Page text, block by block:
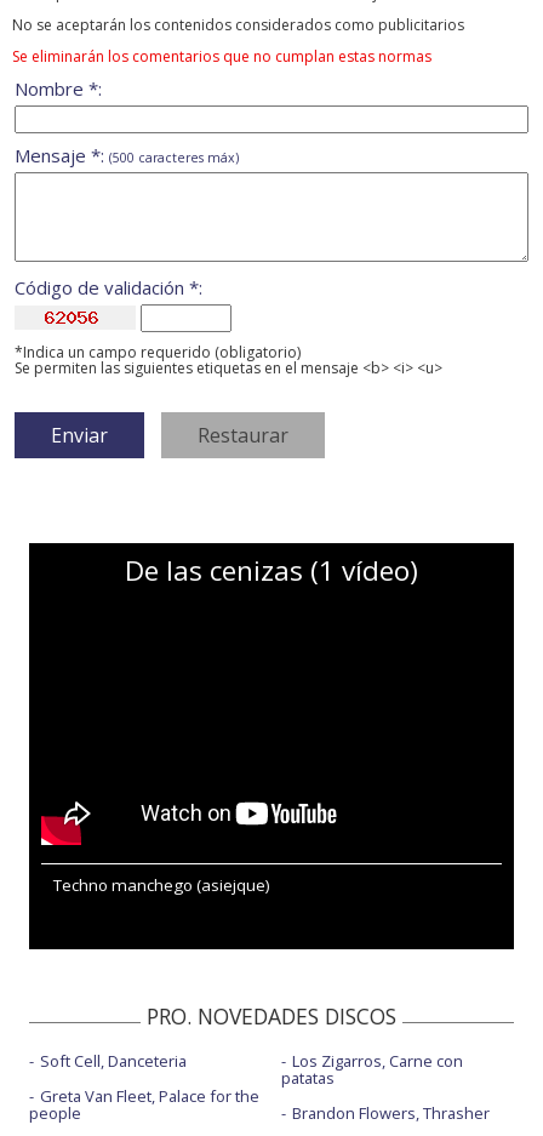
No se aceptarán los contenidos considerados como publicitarios
Se eliminarán los comentarios que no cumplan estas normas
Nombre *:
Mensaje *: (500 caracteres máx)
Código de validación *:
*Indica un campo requerido (obligatorio)
Se permiten las siguientes etiquetas en el mensaje <b> <i> <u>
De las cenizas (1 vídeo)
Techno manchego (asiejque)
PRO. NOVEDADES DISCOS
Soft Cell, Danceteria
Greta Van Fleet, Palace for the
people
Los Zigarros, Carne con
patatas
Brandon Flowers, Thrasher